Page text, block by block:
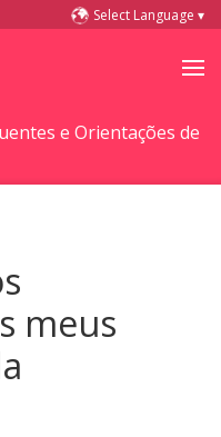
Select Language ▾
e Orientações de
meus